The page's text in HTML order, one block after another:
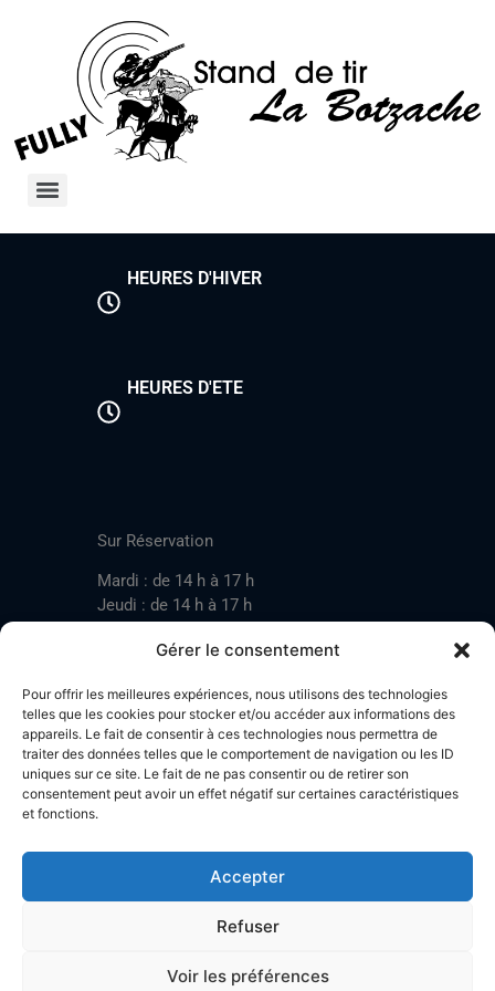
Gérer le consentement
Pour offrir les meilleures expériences, nous utilisons des technologies
telles que les cookies pour stocker et/ou accéder aux informations des
appareils. Le fait de consentir à ces technologies nous permettra de
traiter des données telles que le comportement de navigation ou les ID
uniques sur ce site. Le fait de ne pas consentir ou de retirer son
consentement peut avoir un effet négatif sur certaines caractéristiques
et fonctions.
Accepter
Refuser
Voir les préférences
HEURES D'HIVER
HEURES D'ETE
Sur Réservation
Mardi : de 14 h à 17 h
Jeudi : de 14 h à 17 h
Mardi : de 17 h à 20 h
Jeudi : de 17 h à 20 h
Samedi : de 14 h à 17 h
Stand de tir LA BOTZACHE
Près de Mazembroz
Tel: +41 (0)79 220 41 69
Plan d'accès